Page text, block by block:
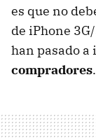
es que no
de iPhone
han pasado a
compradores.